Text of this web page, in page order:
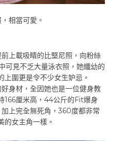
相當可愛。
上載吸睛的比堅尼照，向粉絲
可見不乏大量泳衣照，她纖幼的
圍更是令不少女生妒忌。
身材，全因她也是一位健身教
166厘米高，44公斤的Fit爆身
上完全無死角，360度都非常
的女主角一樣。